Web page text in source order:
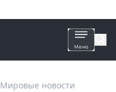
Мировые новости